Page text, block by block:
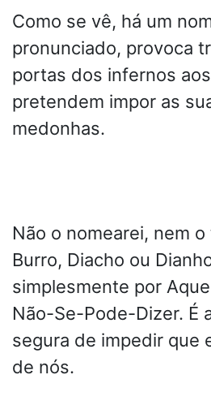
Como se vê, há um
pronunciado, provoca
portas dos infernos
pretendem impor as
medonhas.
Não o nomearei, nem
Burro, Diacho ou
simplesmente por
Não-Se-Pode-Dizer. É
segura de impedir que
de nós.